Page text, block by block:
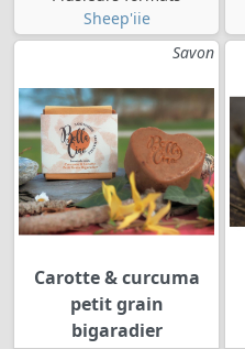
Sheep'iie
Savon
Carotte & curcuma
petit grain
bigaradier